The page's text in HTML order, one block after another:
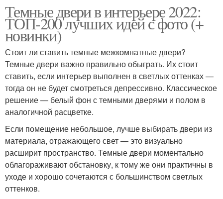
Темные двери в интерьере 2022:
ТОП-200 лучших идей с фото (+
новинки)
Стоит ли ставить темные межкомнатные двери?
Темные двери важно правильно обыграть. Их стоит
ставить, если интерьер выполнен в светлых оттенках —
тогда он не будет смотреться депрессивно. Классическое
решение — белый фон с темными дверями и полом в
аналогичной расцветке.
Если помещение небольшое, лучше выбирать двери из
материала, отражающего свет — это визуально
расширит пространство. Темные двери моментально
облагораживают обстановку, к тому же они практичны в
уходе и хорошо сочетаются с большинством светлых
оттенков.